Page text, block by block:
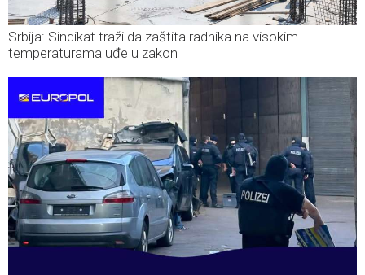
Srbija: Sindikat traži da zaštita radnika na visokim
temperaturama uđe u zakon